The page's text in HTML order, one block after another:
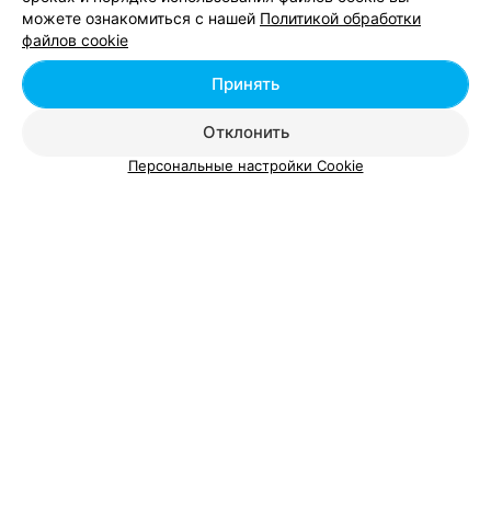
Добавить компанию
Добавить специалиста
можете ознакомиться с нашей Политикой обработки
файлов cookie
Отклонить
Принять
Персональные настройки Cookie